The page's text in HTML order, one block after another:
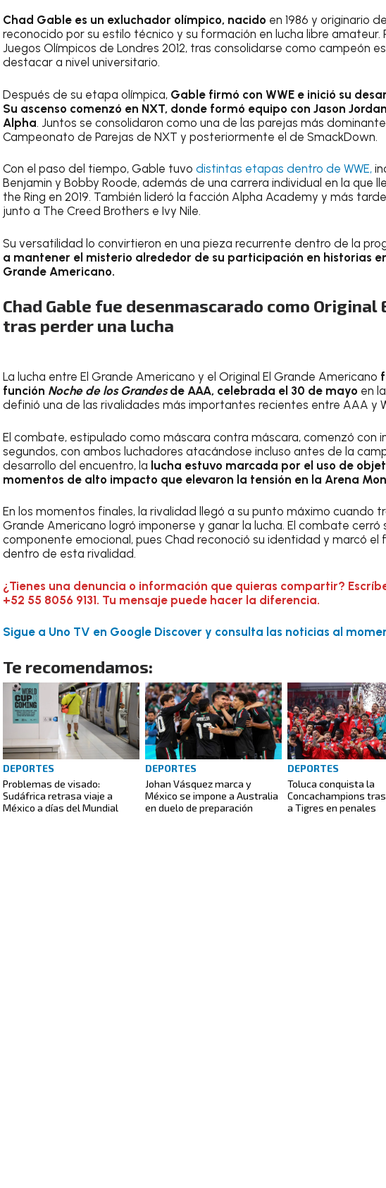
Chad Gable es un exluchador olímpico, nacido en 1986 y originario
reconocido por su estilo técnico y su formación en lucha libre amateur.
Juegos Olímpicos de Londres 2012, tras consolidarse como campeón
destacar a nivel universitario.
Después de su etapa olímpica, Gable firmó con WWE e inició su
Su ascenso comenzó en NXT, donde formó equipo con Jason
Alpha. Juntos se consolidaron como una de las parejas más
Campeonato de Parejas de NXT y posteriormente el de SmackDown.
Con el paso del tiempo, Gable tuvo distintas etapas dentro de WWE,
Benjamin y Bobby Roode, además de una carrera individual en la que
the Ring en 2019. También lideró la facción Alpha Academy y más
junto a The Creed Brothers e Ivy Nile.
Su versatilidad lo convirtieron en una pieza recurrente dentro de la
a mantener el misterio alrededor de su participación en historias
Grande Americano.
Chad Gable fue desenmascarado como Original
tras perder una lucha
La lucha entre El Grande Americano y el Original El Grande Americano
función Noche de los Grandesde AAA, celebrada el 30 de mayo en
definió una de las rivalidades más importantes recientes entre AAA y
El combate, estipulado como máscara contra máscara, comenzó con
segundos, con ambos luchadores atacándose incluso antes de la
desarrollo del encuentro, la lucha estuvo marcada por el uso de
momentos de alto impacto que elevaron la tensión en la Arena
En los momentos finales, la rivalidad llegó a su punto máximo cuando
Grande Americano logró imponerse y ganar la lucha. El combate cerró
componente emocional, pues Chad reconoció su identidad y marcó el
dentro de esta rivalidad.
¿Tienes una denuncia o información que quieras compartir?
+52 55 8056 9131. Tu mensaje puede hacer la diferencia.
Sigue a Uno TV en Google Discover y consulta las noticias al
Te recomendamos:
DEPORTES
Problemas de visado:
Sudáfrica retrasa viaje a
México a días del Mundial
DEPORTES
Johan Vásquez marca y
México se impone a Australia
en duelo de preparación
DEPORTES
Toluca conquista la
Concachampions
a Tigres en penales